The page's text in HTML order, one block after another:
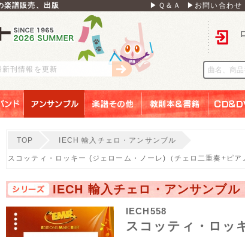
楽譜販売、出版 ▶Ｑ＆Ａ ▶お問い合わせ
刊情報を更新
TOP IECH 輸入チェロ・アンサンブル
スコッティ・ロッキー (ジェローム・ノーレ)（チェロ二重奏+ピ
IECH 輸入チェロ・アンサンブル
IECH558
スコッティ・ロッ